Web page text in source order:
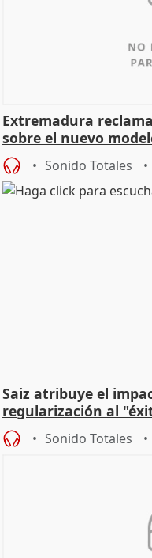
Extremadura
sobre el nuevo
Sonido Totales
Saiz atribuye el
regularización al
Sonido Totales